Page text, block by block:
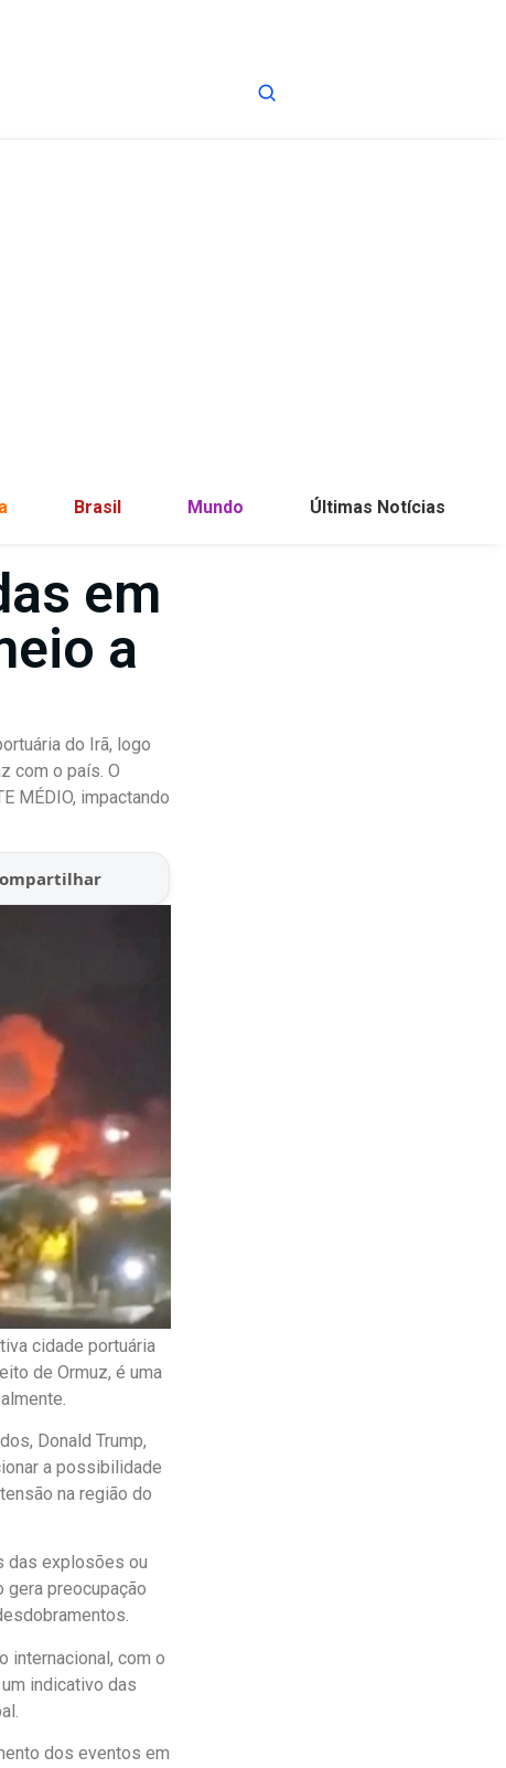
Brasil Mundo Últimas Notícias
em
a
do Irã, logo
com o país. O
MÉDIO, impactando
cidade portuária
de Ormuz, é uma
Donald Trump,
a possibilidade
na região do
das explosões ou
preocupação
internacional, com o
indicativo das
dos eventos em